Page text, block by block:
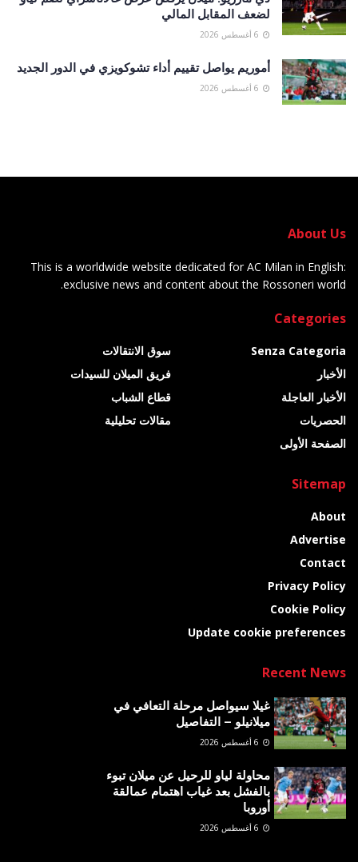
لضعف المقابل المالي
أموريم يواصل تقييم أداء تشوكويزي في الدور الجديد
About Us
This is a worldwide website dedicated for AC Milan in English:
exclusive news and content about the Rossoneri world.
Categories
Senza Categoria
الأخبار
الأخبار العاجلة
الحصريات
الصفحة الأولى
سوق الانتقالات
فريق الميلان للسيدات
قطاع الشباب
مقالات تحليلية
Sitemap
About
Advertise
Contact
Privacy Policy
Cookie Policy
Update cookie preferences
Recent News
غيلا سيواصل مرحلة التعافي في
ميلانيلو – التفاصيل
محاولة لياو للرحيل عن ميلان تبوء
بالفشل بعد غياب اهتمام عمالقة
أوروبا